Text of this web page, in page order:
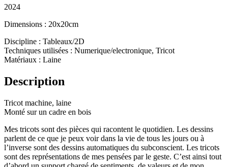
2024
Dimensions : 20x20cm
Discipline : Tableaux/2D
Techniques utilisées : Numerique/electronique, Tricot
Matériaux : Laine
Description
Tricot machine, laine
Monté sur un cadre en bois
Mes tricots sont des pièces qui racontent le quotidien. Les dessins
parlent de ce que je peux voir dans la vie de tous les jours ou à
l’inverse sont des dessins automatiques du subconscient. Les tricots
sont des représentations de mes pensées par le geste. C’est ainsi tout